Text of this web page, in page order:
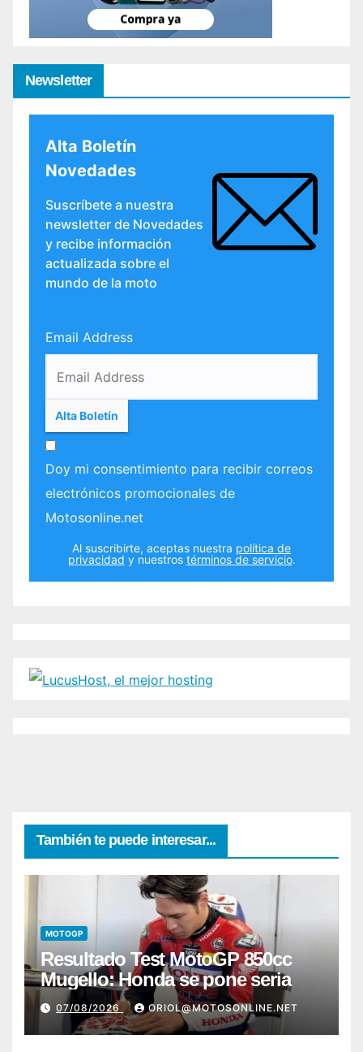
Newsletter
Alta Boletín
Novedades
Suscríbete a nuestra
newsletter de Novedades
y recibe información
actualizada sobre el
mundo de la moto
Email Address
Doy mi consentimiento para recibir correos
electrónicos promocionales de
Motosonline.net
Al suscribirte, aceptas nuestra política de
privacidad y nuestros términos de servicio.
También te puede interesar...
MOTOGP
Resultado Test MotoGP 850cc
Mugello: Honda se pone seria
07/08/2026 ORIOL@MOTOSONLINE.NET